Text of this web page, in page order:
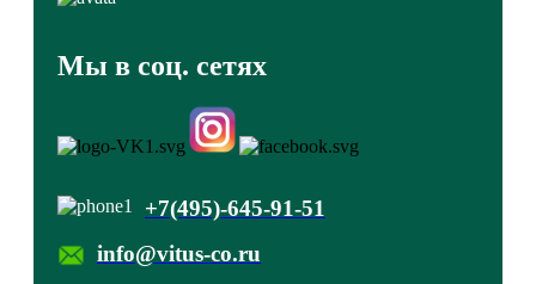
Мы в соц. сетях
+7(495)-645-91-51
info@vitus-co.ru